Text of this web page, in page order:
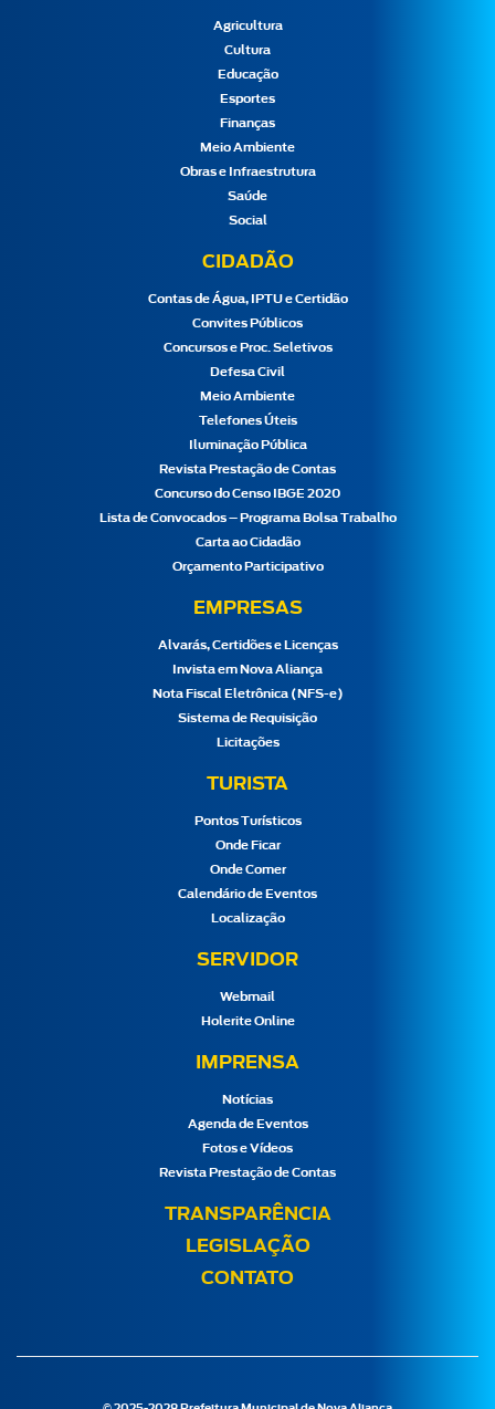
Agricultura
Cultura
Educação
Esportes
Finanças
Meio Ambiente
Obras e Infraestrutura
Saúde
Social
CIDADÃO
Contas de Água, IPTU e Certidão
Convites Públicos
Concursos e Proc. Seletivos
Defesa Civil
Meio Ambiente
Telefones Úteis
Iluminação Pública
Revista Prestação de Contas
Concurso do Censo IBGE 2020
Lista de Convocados – Programa Bolsa Trabalho
Carta ao Cidadão
Orçamento Participativo
EMPRESAS
Alvarás, Certidões e Licenças
Invista em Nova Aliança
Nota Fiscal Eletrônica (NFS-e)
Sistema de Requisição
Licitações
TURISTA
Pontos Turísticos
Onde Ficar
Onde Comer
Calendário de Eventos
Localização
SERVIDOR
Webmail
Holerite Online
IMPRENSA
Notícias
Agenda de Eventos
Fotos e Vídeos
Revista Prestação de Contas
TRANSPARÊNCIA
LEGISLAÇÃO
CONTATO